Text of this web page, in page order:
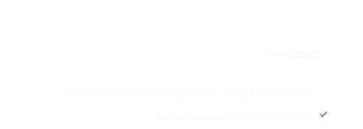
Academy תקנון